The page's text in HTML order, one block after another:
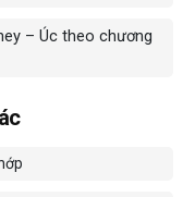
– Úc theo chương